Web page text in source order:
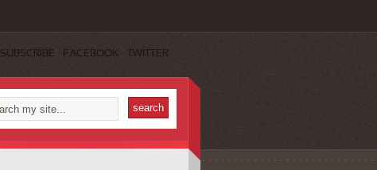
SUBSCRIBE FACEBOOK TWITTER